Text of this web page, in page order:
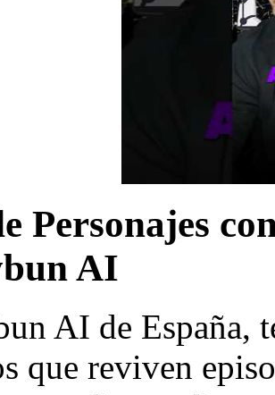
Personajes
AI
AI de España,
que reviven